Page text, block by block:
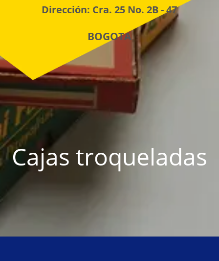
Dirección: Cra. 25 No. 2B - 47
BOGOTA
Cajas troqueladas